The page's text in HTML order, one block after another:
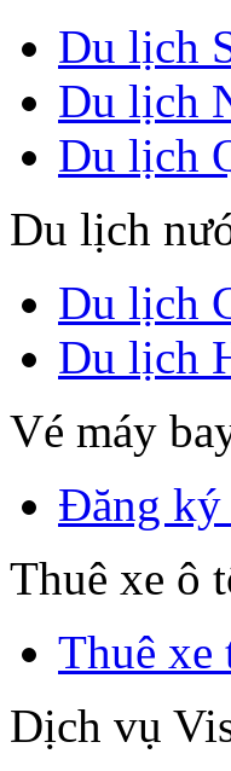
Du lịch
Du lịch
Du lịch
Du lịch
Du lịch
Du lịch
Vé máy
Đăng ký
Thuê xe ô
Thuê
Dịch vụ